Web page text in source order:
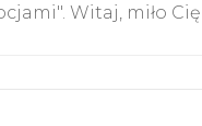
Witaj, miło